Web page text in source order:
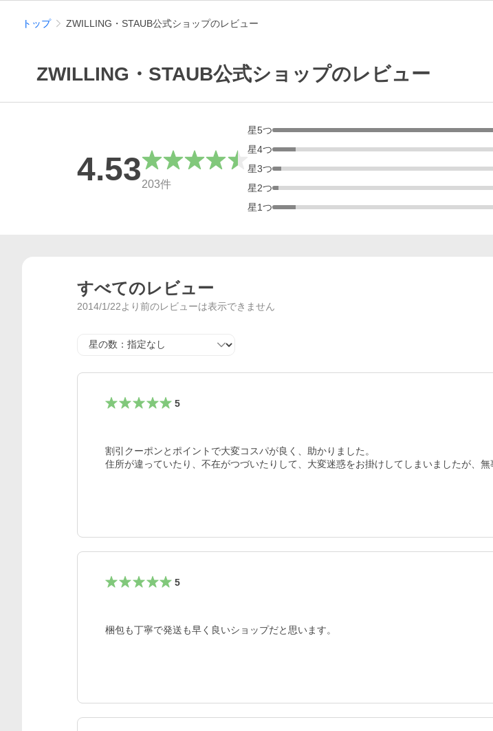
トップ ZWILLING・STAUB公式ショップのレビュー
ZWILLING・STAUB公式ショップのレビュー
総合評価
4.53203件
星5つ
星4つ
星3つ
星2つ
星1つ
すべてのレビュー
2014/1/22より前のレビューは表示できません
星の数
5
割引クーポンとポイントで大変コスパが良く、助かりました。
住所が違っていたり、不在がつづいたりして、大変迷惑をお掛けしてしまいましたが、無
5
梱包も丁寧で発送も早く良いショップだと思います。